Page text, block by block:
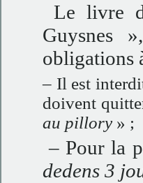
Le livre
Guysnes
obligations
– Il est
doivent
au pillory » ;
– Pour la
dedens 3